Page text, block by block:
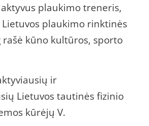
plaukimo treneris,
Lietuvos plaukimo rinktinės
kūno kultūros, sporto
ir
Lietuvos tautinės fizinio
kūrėjų V.